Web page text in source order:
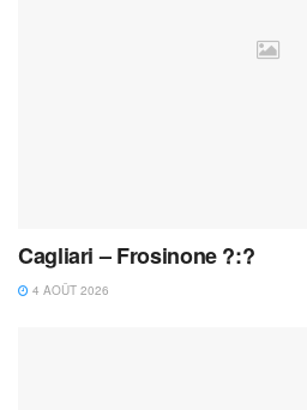
Cagliari – Frosinone ?:?
4 AOÛT 2026